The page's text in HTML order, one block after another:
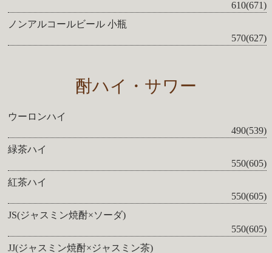
610(671)
ノンアルコールビール 小瓶
570(627)
酎ハイ・サワー
ウーロンハイ
490(539)
緑茶ハイ
550(605)
紅茶ハイ
550(605)
JS(ジャスミン焼酎×ソーダ)
550(605)
JJ(ジャスミン焼酎×ジャスミン茶)